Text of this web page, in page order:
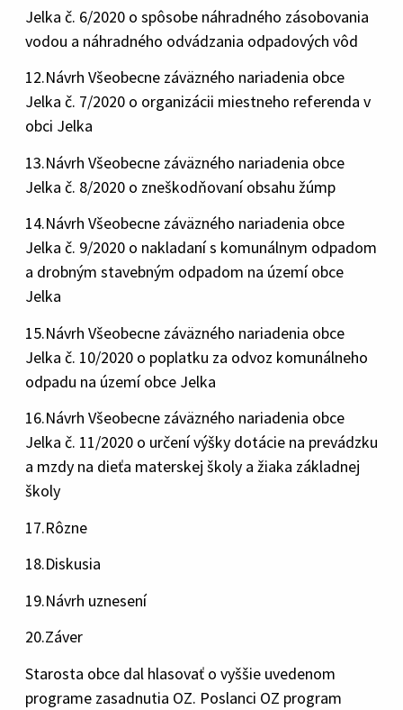
Jelka č. 6/2020 o spôsobe náhradného zásobovania
vodou a náhradného odvádzania odpadových vôd
12.Návrh Všeobecne záväzného nariadenia obce
Jelka č. 7/2020 o organizácii miestneho referenda v
obci Jelka
13.Návrh Všeobecne záväzného nariadenia obce
Jelka č. 8/2020 o zneškodňovaní obsahu žúmp
14.Návrh Všeobecne záväzného nariadenia obce
Jelka č. 9/2020 o nakladaní s komunálnym odpadom
a drobným stavebným odpadom na území obce
Jelka
15.Návrh Všeobecne záväzného nariadenia obce
Jelka č. 10/2020 o poplatku za odvoz komunálneho
odpadu na území obce Jelka
16.Návrh Všeobecne záväzného nariadenia obce
Jelka č. 11/2020 o určení výšky dotácie na prevádzku
a mzdy na dieťa materskej školy a žiaka základnej
školy
17.Rôzne
18.Diskusia
19.Návrh uznesení
20.Záver
Starosta obce dal hlasovať o vyššie uvedenom
programe zasadnutia OZ. Poslanci OZ program